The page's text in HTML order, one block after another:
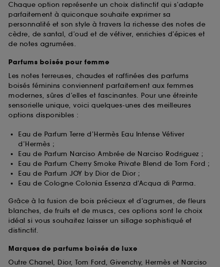
Chaque option représente un choix distinctif qui s’adapte
parfaitement à quiconque souhaite exprimer sa
personnalité et son style à travers la richesse des notes de
cèdre, de santal, d’oud et de vétiver, enrichies d’épices et
de notes agrumées.
Parfums boisés pour femme
Les notes terreuses, chaudes et raffinées des parfums
boisés féminins conviennent parfaitement aux femmes
modernes, sûres d’elles et fascinantes. Pour une étreinte
sensorielle unique, voici quelques-unes des meilleures
options disponibles :
Eau de Parfum Terre d’Hermès Eau Intense Vétiver
d’Hermès ;
Eau de Parfum Narciso Ambrée de Narciso Rodriguez ;
Eau de Parfum Cherry Smoke Private Blend de Tom Ford ;
Eau de Parfum JOY by Dior de Dior ;
Eau de Cologne Colonia Essenza d’Acqua di Parma.
Grâce à la fusion de bois précieux et d’agrumes, de fleurs
blanches, de fruits et de muscs, ces options sont le choix
idéal si vous souhaitez laisser un sillage sophistiqué et
distinctif.
Marques de parfums boisés de luxe
Outre Chanel, Dior, Tom Ford, Givenchy, Hermès et Narciso